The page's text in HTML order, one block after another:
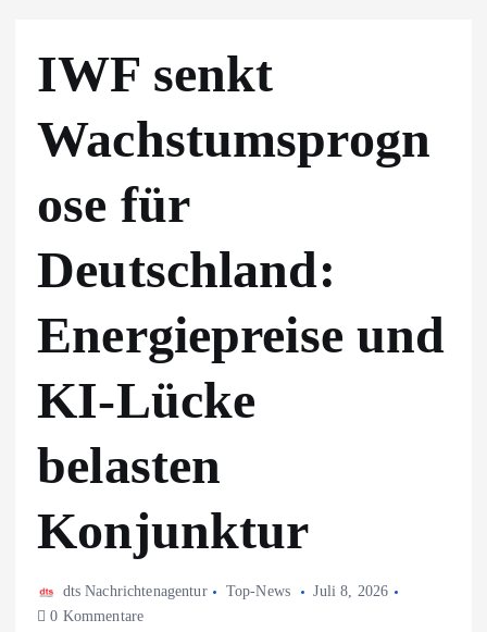
IWF senkt
Wachstumsprogn
ose für
Deutschland:
Energiepreise und
KI-Lücke
belasten
Konjunktur
dts Nachrichtenagentur Top-News
Juli 8, 2026
0 Kommentare